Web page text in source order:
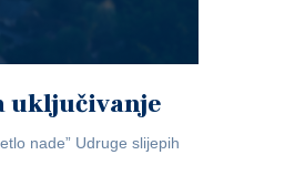
uključivanje
nade” Udruge slijepih